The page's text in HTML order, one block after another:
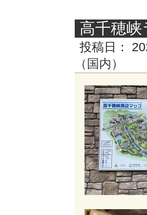
高千穂
投稿日：
（国内）